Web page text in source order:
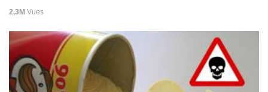
2,3M Vues